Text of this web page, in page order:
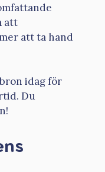
att
att ta hand
idag för
Du